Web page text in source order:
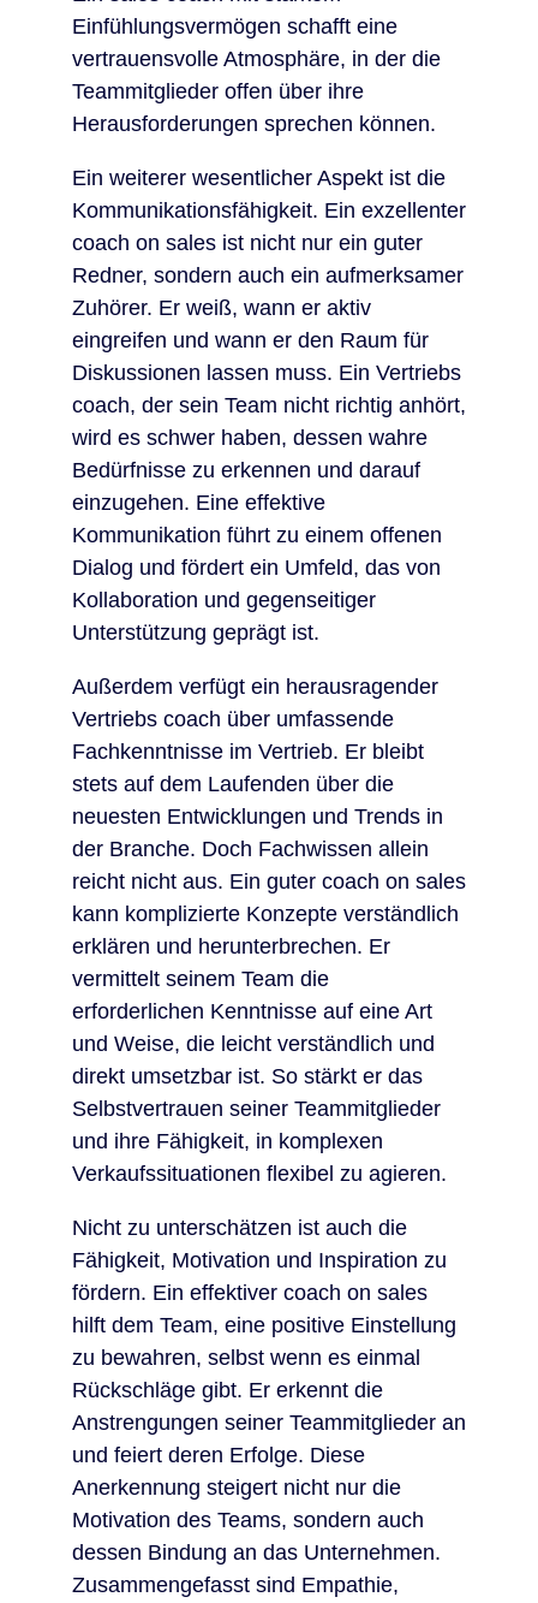
Einfühlungsvermögen schafft eine
vertrauensvolle Atmosphäre, in der die
Teammitglieder offen über ihre
Herausforderungen sprechen können.
Ein weiterer wesentlicher Aspekt ist die
Kommunikationsfähigkeit. Ein exzellenter
coach on sales ist nicht nur ein guter
Redner, sondern auch ein aufmerksamer
Zuhörer. Er weiß, wann er aktiv
eingreifen und wann er den Raum für
Diskussionen lassen muss. Ein Vertriebs
coach, der sein Team nicht richtig anhört,
wird es schwer haben, dessen wahre
Bedürfnisse zu erkennen und darauf
einzugehen. Eine effektive
Kommunikation führt zu einem offenen
Dialog und fördert ein Umfeld, das von
Kollaboration und gegenseitiger
Unterstützung geprägt ist.
Außerdem verfügt ein herausragender
Vertriebs coach über umfassende
Fachkenntnisse im Vertrieb. Er bleibt
stets auf dem Laufenden über die
neuesten Entwicklungen und Trends in
der Branche. Doch Fachwissen allein
reicht nicht aus. Ein guter coach on sales
kann komplizierte Konzepte verständlich
erklären und herunterbrechen. Er
vermittelt seinem Team die
erforderlichen Kenntnisse auf eine Art
und Weise, die leicht verständlich und
direkt umsetzbar ist. So stärkt er das
Selbstvertrauen seiner Teammitglieder
und ihre Fähigkeit, in komplexen
Verkaufssituationen flexibel zu agieren.
Nicht zu unterschätzen ist auch die
Fähigkeit, Motivation und Inspiration zu
fördern. Ein effektiver coach on sales
hilft dem Team, eine positive Einstellung
zu bewahren, selbst wenn es einmal
Rückschläge gibt. Er erkennt die
Anstrengungen seiner Teammitglieder an
und feiert deren Erfolge. Diese
Anerkennung steigert nicht nur die
Motivation des Teams, sondern auch
dessen Bindung an das Unternehmen.
Zusammengefasst sind Empathie,